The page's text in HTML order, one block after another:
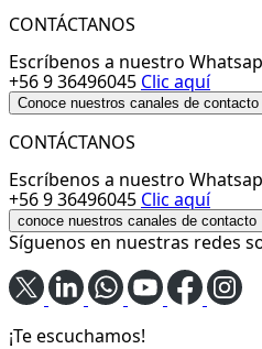
CONTÁCTANOS
Escríbenos a nuestro
+56 9 36496045 Clic aquí
Conoce nuestros canales de contacto
CONTÁCTANOS
Escríbenos a nuestro
+56 9 36496045 Clic aquí
conoce nuestros canales de contacto
Síguenos en nuestras redes
¡Te escuchamos!